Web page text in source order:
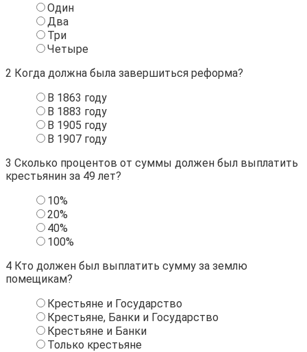
Один
Два
Три
Четыре
2 Когда должна была завершиться реформа?
В 1863 году
В 1883 году
В 1905 году
В 1907 году
3 Сколько процентов от суммы должен был выплатить
крестьянин за 49 лет?
10%
20%
40%
100%
4 Кто должен был выплатить сумму за землю
помещикам?
Крестьяне и Государство
Крестьяне, Банки и Государство
Крестьяне и Банки
Только крестьяне